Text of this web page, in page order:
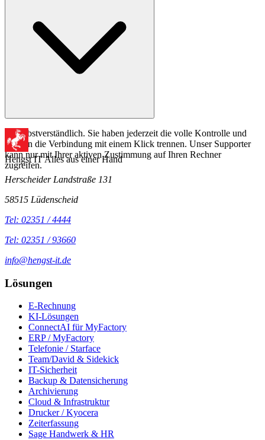
Ja, selbstverständlich. Sie haben jederzeit die volle Kontrolle und
können die Verbindung mit einem Klick trennen. Unser Supporter
kann nur mit Ihrer aktiven Zustimmung auf Ihren Rechner
zugreifen.
Hengst ITAlles aus einer Hand
Herscheider Landstraße 131
58515 Lüdenscheid
Tel: 02351 / 4444
Tel: 02351 / 93660
info@hengst-it.de
Lösungen
E-Rechnung
KI-Lösungen
ConnectAI für MyFactory
ERP / MyFactory
Telefonie / Starface
Team/David & Sidekick
IT-Sicherheit
Backup & Datensicherung
Archivierung
Cloud & Infrastruktur
Drucker / Kyocera
Zeiterfassung
Sage Handwerk & HR